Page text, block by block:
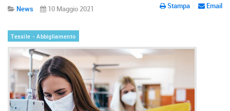
Stampa Email
News 10 Maggio 2021
Tessile - Abbigliamento